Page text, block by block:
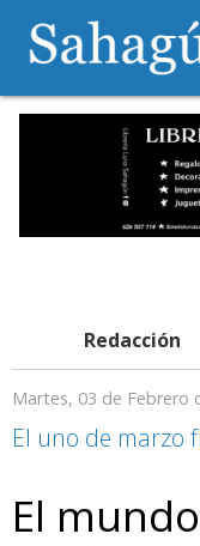
Redacción
Martes, 03 de Febrero
El uno de marzo
El